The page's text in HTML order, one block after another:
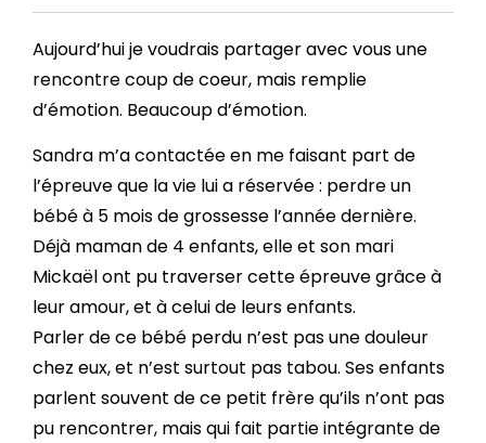
Aujourd’hui je voudrais partager avec vous une
rencontre coup de coeur, mais remplie
d’émotion. Beaucoup d’émotion.
Sandra m’a contactée en me faisant part de
l’épreuve que la vie lui a réservée : perdre un
bébé à 5 mois de grossesse l’année dernière.
Déjà maman de 4 enfants, elle et son mari
Mickaël ont pu traverser cette épreuve grâce à
leur amour, et à celui de leurs enfants.
Parler de ce bébé perdu n’est pas une douleur
chez eux, et n’est surtout pas tabou. Ses enfants
parlent souvent de ce petit frère qu’ils n’ont pas
pu rencontrer, mais qui fait partie intégrante de